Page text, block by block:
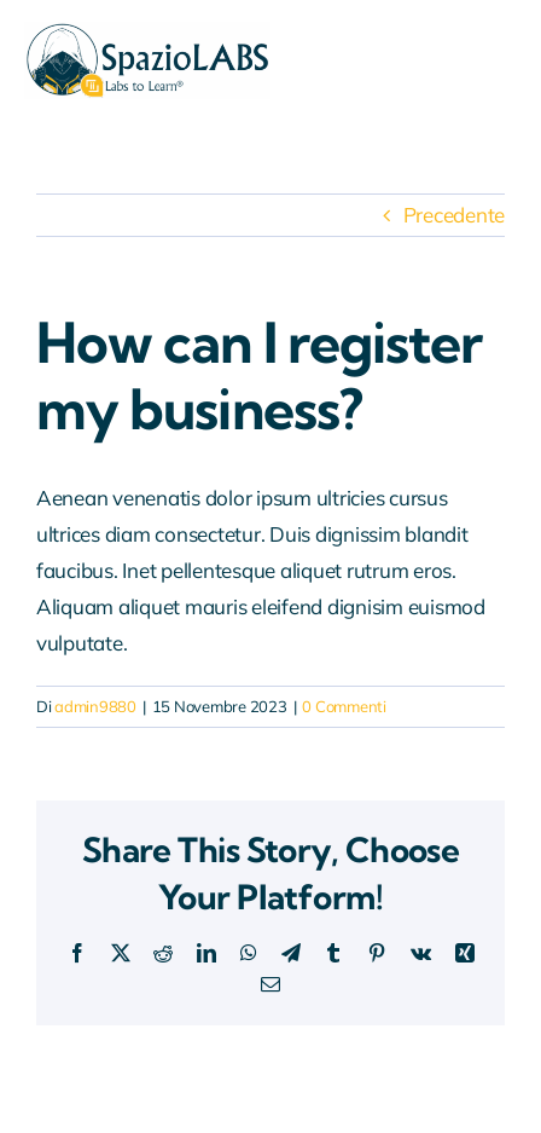
contenuto
Precedente
How can I register
my business?
Aenean venenatis dolor ipsum ultricies cursus
ultrices diam consectetur. Duis dignissim blandit
faucibus. Inet pellentesque aliquet rutrum eros.
Aliquam aliquet mauris eleifend dignisim euismod
vulputate.
Diadmin9880 | 15 Novembre 2023 | 0 Commenti
Share This Story, Choose
Your Platform!
Facebook
X RedditLinkedInWhatsApp
TelegramTumblrPinterestVk
Xing
Email